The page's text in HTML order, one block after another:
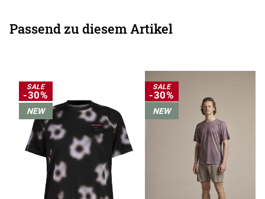
Passend zu diesem Artikel
SALE
-30%
NEW
SALE
-30%
NEW